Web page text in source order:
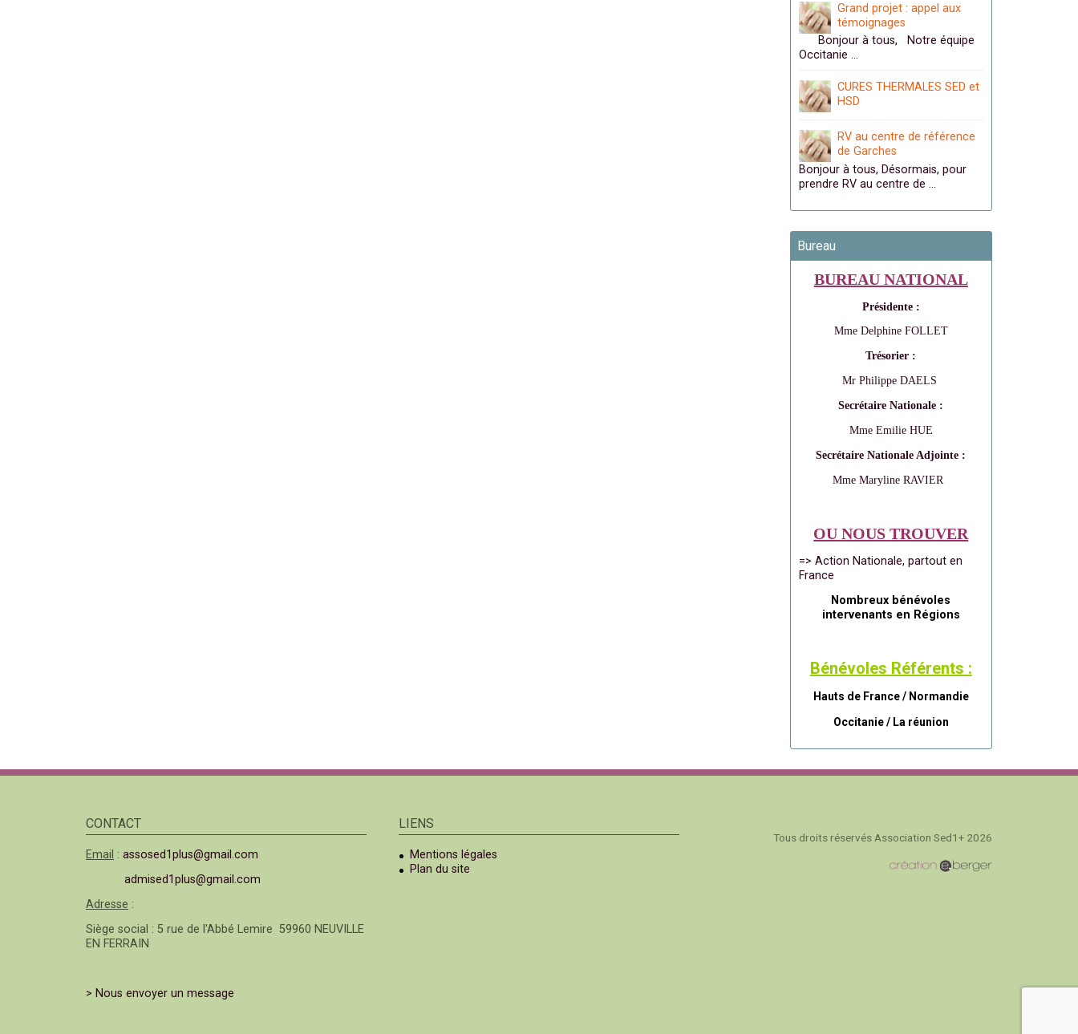
Grand projet : appel aux
témoignages
Bonjour à tous, Notre équipe
Occitanie …
CURES THERMALES SED et
HSD
RV au centre de référence
de Garches
Bonjour à tous, Désormais, pour
prendre RV au centre de …
Bureau
BUREAU NATIONAL
Présidente :
Mme Delphine FOLLET
Trésorier :
Mr Philippe DAELS
Secrétaire Nationale :
Mme Emilie HUE
Secrétaire Nationale Adjointe :
Mme Maryline RAVIER
OU NOUS TROUVER
=> Action Nationale, partout en
France
Nombreux bénévoles
intervenants en Régions
Bénévoles Référents :
Hauts de France / Normandie
Occitanie / La réunion
CONTACT
Email : assosed1plus@gmail.com
admised1plus@gmail.com
Adresse :
Siège social : 5 rue de l'Abbé Lemire 59960 NEUVILLE
EN FERRAIN
> Nous envoyer un message
LIENS
Mentions légales
Plan du site
Tous droits réservés Association Sed1+ 2026